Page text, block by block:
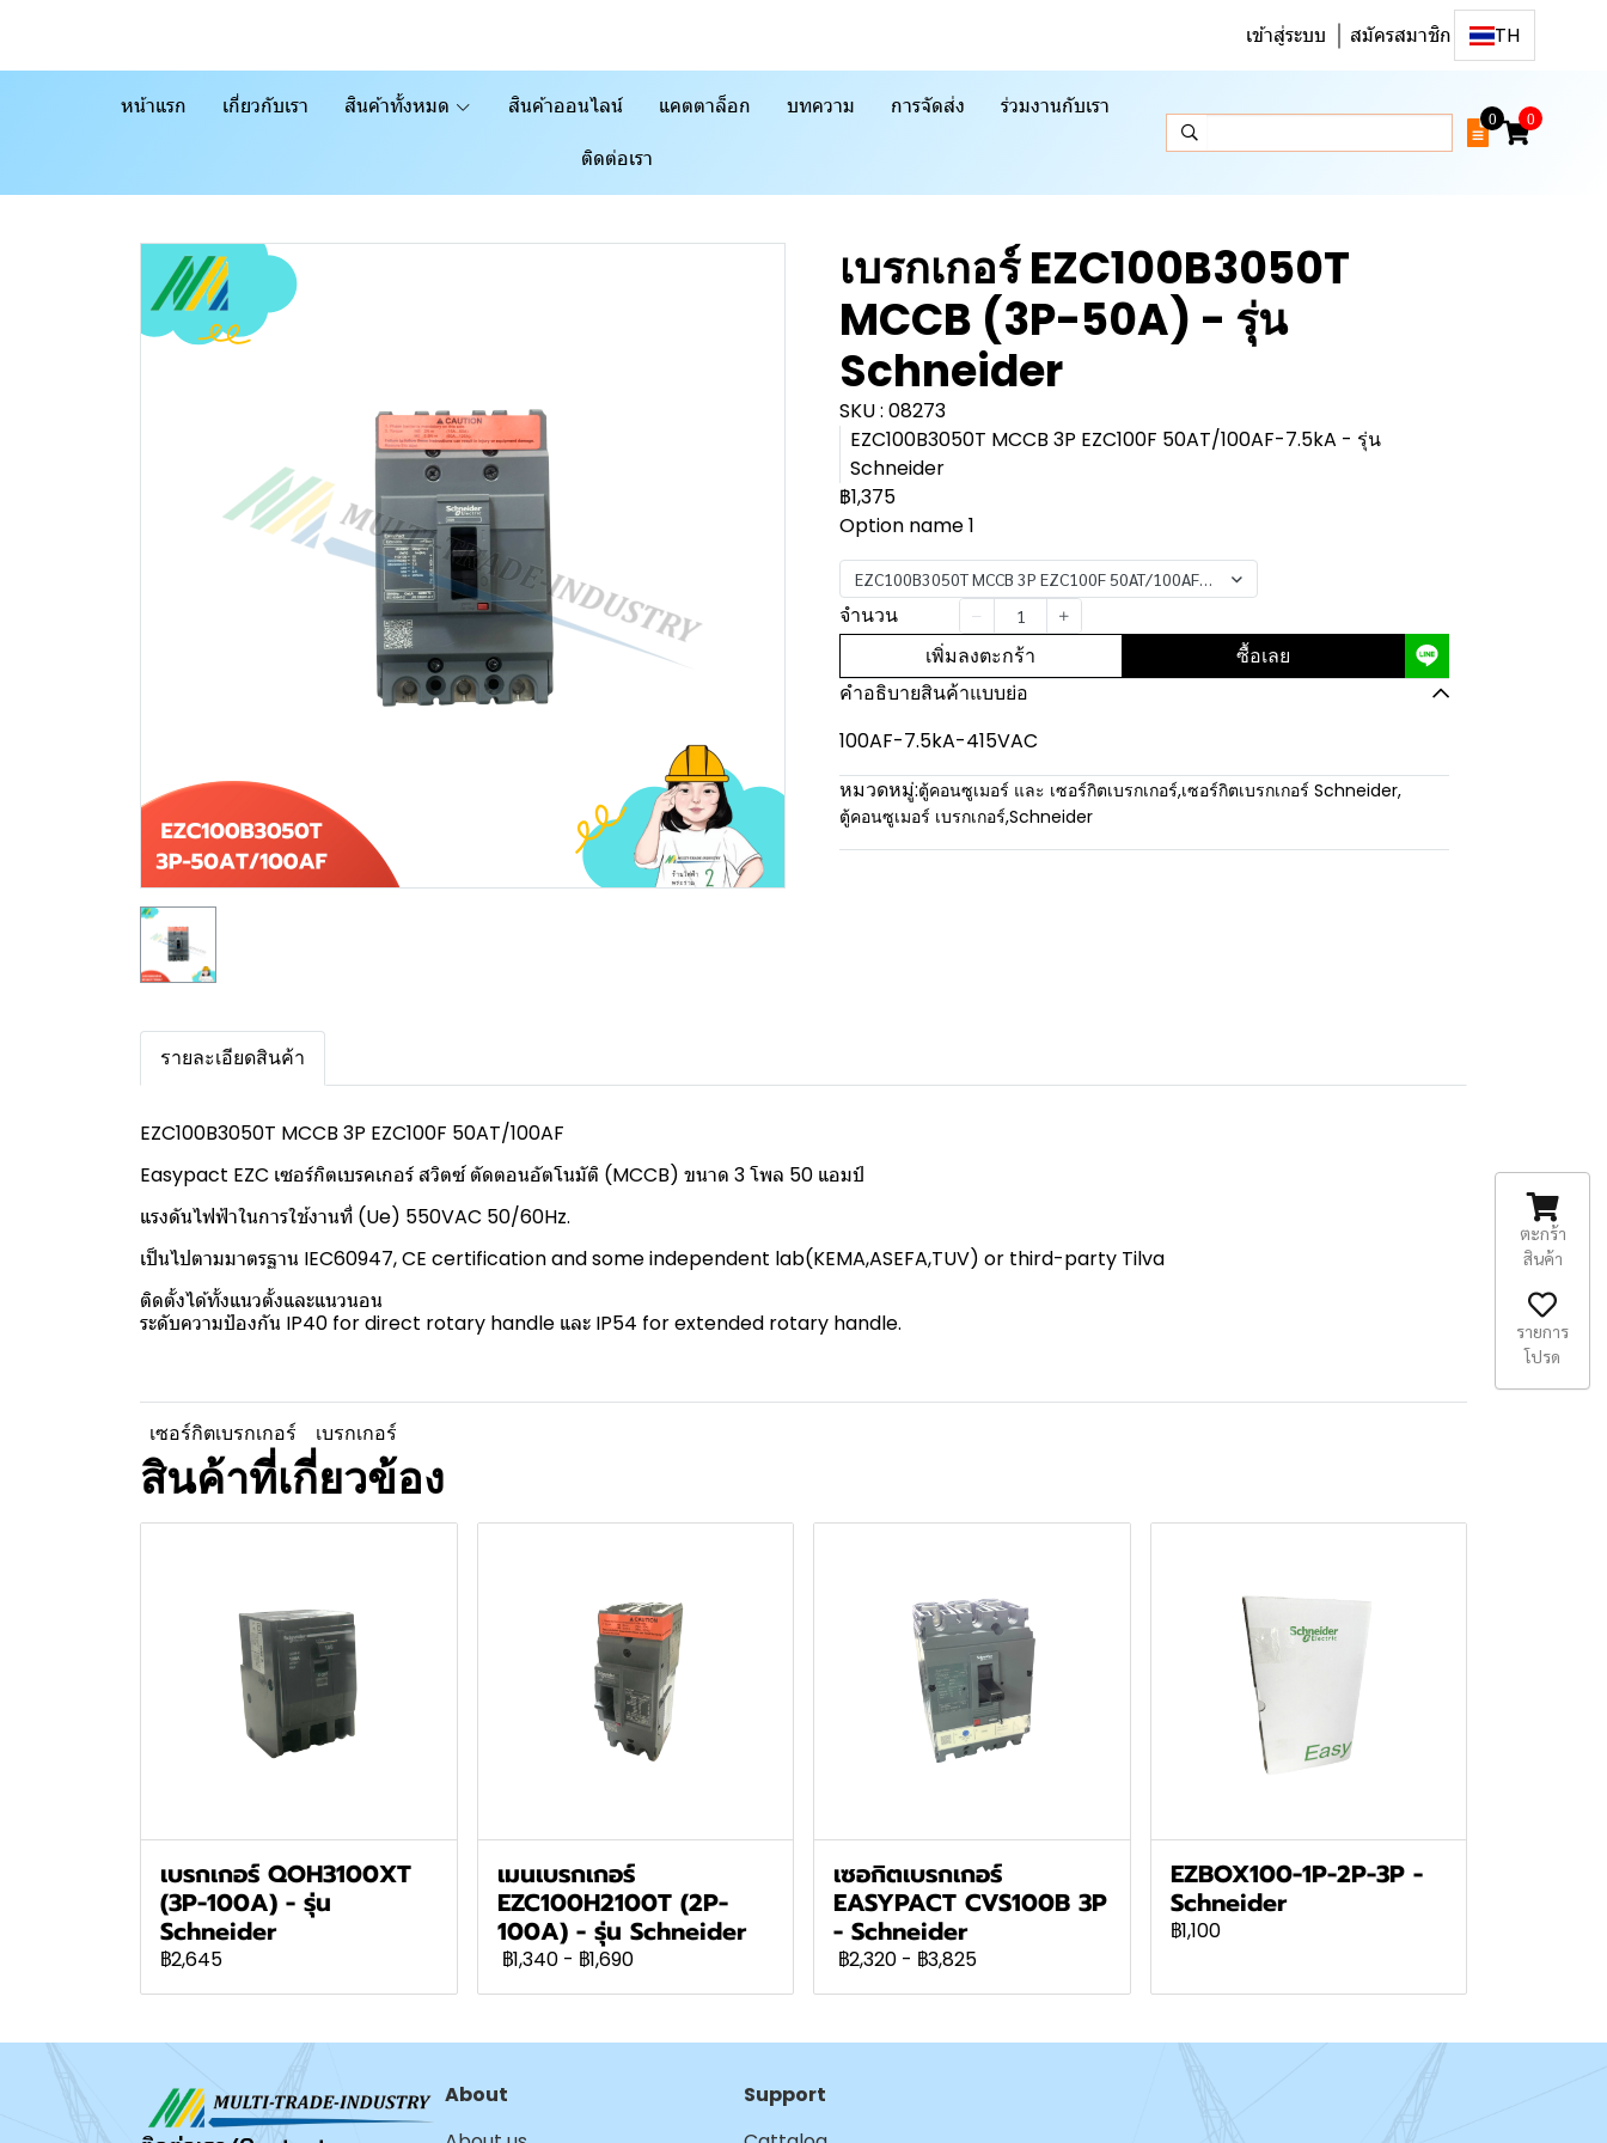
เข้าสู่ระบบ สมัครสมาชิก TH
หน้าแรก เกี่ยวกับเรา สินค้าทั้งหมด สินค้าออนไลน์ แคตตาล็อก บทความ การจัดส่ง ร่วมงานกับเรา
ติดต่อเรา
0 0
เบรกเกอร์ EZC100B3050T
MCCB (3P-50A) - รุ่น
Schneider
SKU : 08273
EZC100B3050T MCCB 3P EZC100F 50AT/100AF-7.5kA - รุ่น
Schneider
฿1,375
Option name 1
EZC100B3050T MCCB 3P EZC100F 50AT/100AF-7.5kA - รุ่น Schneider
จำนวน
เพิ่มลงตะกร้า ซื้อเลย
คำอธิบายสินค้าแบบย่อ
100AF-7.5kA-415VAC
หมวดหมู่:ตู้คอนซูเมอร์ และ เซอร์กิตเบรกเกอร์,เซอร์กิตเบรกเกอร์ Schneider,
ตู้คอนซูเมอร์ เบรกเกอร์,Schneider
รายละเอียดสินค้า
EZC100B3050T MCCB 3P EZC100F 50AT/100AF
Easypact EZC เซอร์กิตเบรคเกอร์ สวิตซ์ ตัดตอนอัตโนมัติ (MCCB) ขนาด 3 โพล 50 แอมป์
แรงดันไฟฟ้าในการใช้งานที่ (Ue) 550VAC 50/60Hz.
เป็นไปตามมาตรฐาน IEC60947, CE certification and some independent lab(KEMA,ASEFA,TUV) or third-party Tilva
ติดตั้งได้ทั้งแนวตั้งและแนวนอน
ระดับความป้องกัน IP40 for direct rotary handle และ IP54 for extended rotary handle.
เซอร์กิตเบรกเกอร์ เบรกเกอร์
สินค้าที่เกี่ยวข้อง
เบรกเกอร์ QOH3100XT
(3P-100A) - รุ่น
Schneider
฿2,645
เมนเบรกเกอร์
EZC100H2100T (2P-
100A) - รุ่น Schneider
฿1,340 - ฿1,690
เซอกิตเบรกเกอร์
EASYPACT CVS100B 3P
- Schneider
฿2,320 - ฿3,825
EZBOX100-1P-2P-3P -
Schneider
฿1,100
About
Support
ตะกร้า
สินค้า
รายการ
โปรด